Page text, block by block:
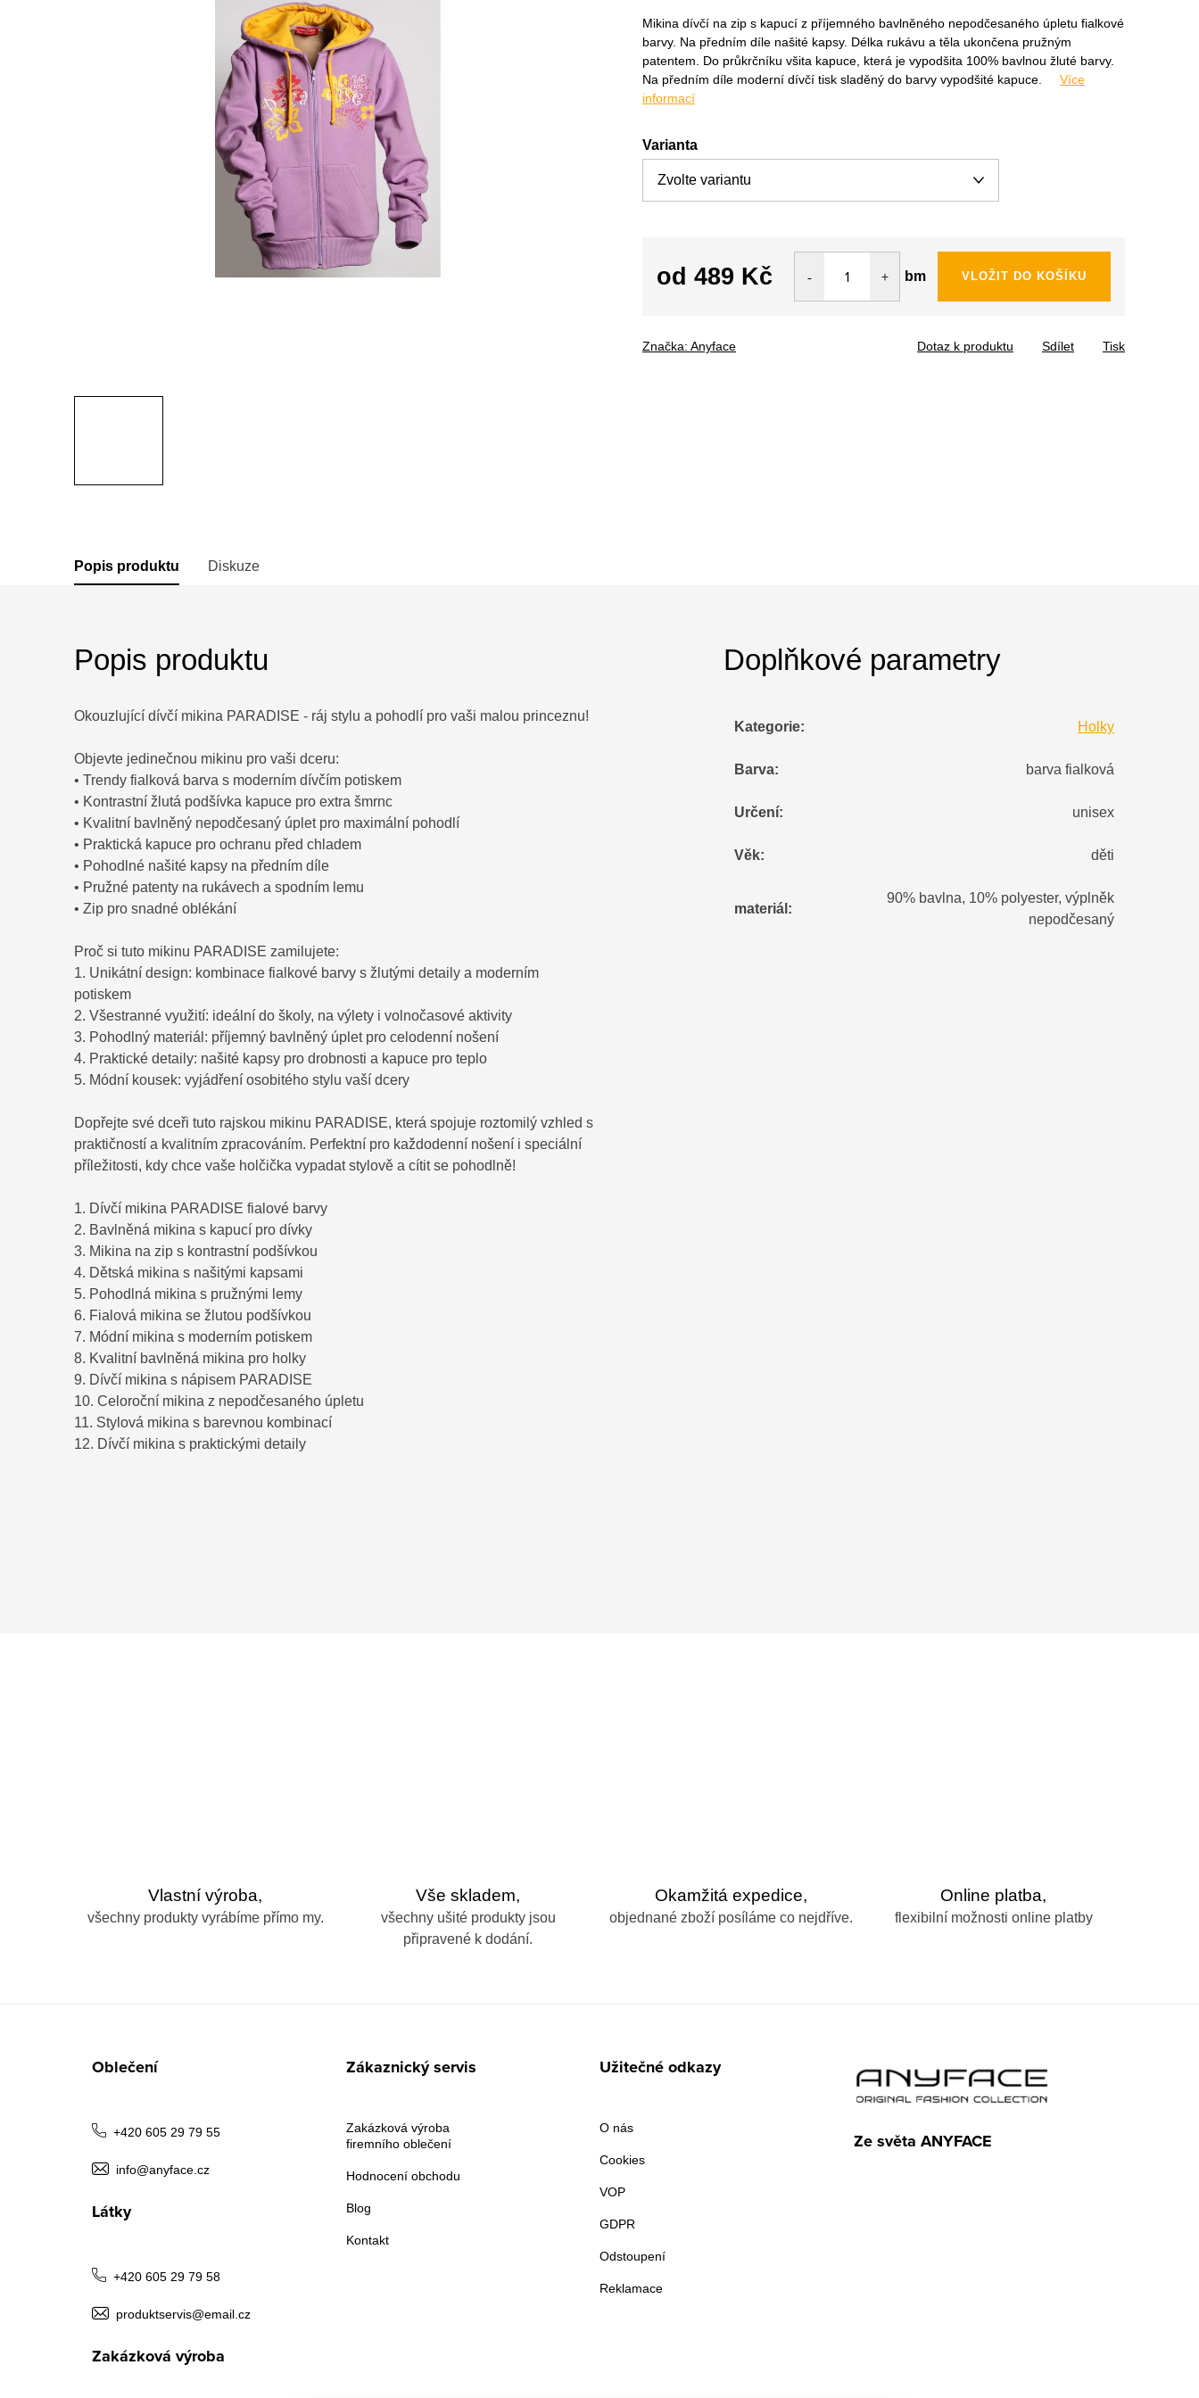
Mikina dívčí na zip s kapucí z příjemného bavlněného nepodčesaného úpletu fialkové
barvy. Na předním díle našité kapsy. Délka rukávu a těla ukončena pružným
patentem. Do průkrčníku všita kapuce, která je vypodšita 100% bavlnou žluté barvy.
Na předním díle moderní dívčí tisk sladěný do barvy vypodšité kapuce.
Více
informací
Varianta
od 489 Kč bm VLOŽIT DO KOŠÍKU
Značka: Anyface Tisk
Dotaz k produktu Sdílet
Popis produktu Diskuze
Popis produktu
Okouzlující dívčí mikina PARADISE - ráj stylu a pohodlí pro vaši malou princeznu!
Objevte jedinečnou mikinu pro vaši dceru:
• Trendy fialková barva s moderním dívčím potiskem
• Kontrastní žlutá podšívka kapuce pro extra šmrnc
• Kvalitní bavlněný nepodčesaný úplet pro maximální pohodlí
• Praktická kapuce pro ochranu před chladem
• Pohodlné našité kapsy na předním díle
• Pružné patenty na rukávech a spodním lemu
• Zip pro snadné oblékání
Proč si tuto mikinu PARADISE zamilujete:
1. Unikátní design: kombinace fialkové barvy s žlutými detaily a moderním
potiskem
2. Všestranné využití: ideální do školy, na výlety i volnočasové aktivity
3. Pohodlný materiál: příjemný bavlněný úplet pro celodenní nošení
4. Praktické detaily: našité kapsy pro drobnosti a kapuce pro teplo
5. Módní kousek: vyjádření osobitého stylu vaší dcery
Dopřejte své dceři tuto rajskou mikinu PARADISE, která spojuje roztomilý vzhled s
praktičností a kvalitním zpracováním. Perfektní pro každodenní nošení i speciální
příležitosti, kdy chce vaše holčička vypadat stylově a cítit se pohodlně!
1. Dívčí mikina PARADISE fialové barvy
2. Bavlněná mikina s kapucí pro dívky
3. Mikina na zip s kontrastní podšívkou
4. Dětská mikina s našitými kapsami
5. Pohodlná mikina s pružnými lemy
6. Fialová mikina se žlutou podšívkou
7. Módní mikina s moderním potiskem
8. Kvalitní bavlněná mikina pro holky
9. Dívčí mikina s nápisem PARADISE
10. Celoroční mikina z nepodčesaného úpletu
11. Stylová mikina s barevnou kombinací
12. Dívčí mikina s praktickými detaily
Doplňkové parametry
Kategorie: Holky
Barva: barva fialková
Určení: unisex
Věk: děti
materiál :
90% bavlna, 10% polyester, výplněk
nepodčesaný
Vlastní výroba,
všechny produkty vyrábíme přímo my.
Vše skladem,
všechny ušité produkty jsou
připravené k dodání.
Okamžitá expedice,
objednané zboží posíláme co nejdříve.
Online platba,
flexibilní možnosti online platby
Oblečení
+420 605 29 79 55
info@anyface.cz
Látky
+420 605 29 79 58
produktservis@email.cz
Zakázková výroba
Zákaznický servis
Zakázková výroba
firemního oblečení
Hodnocení obchodu
Blog
Kontakt
Užitečné odkazy
O nás
Cookies
VOP
GDPR
Odstoupení
Reklamace
Ze světa ANYFACE